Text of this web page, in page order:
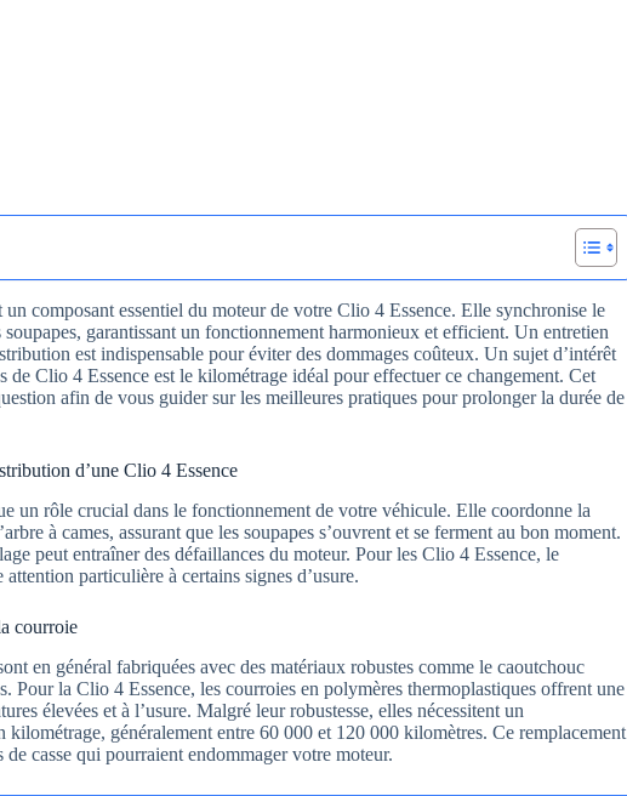
composant essentiel du moteur de votre Clio 4 Essence. Elle synchronise le
soupapes, garantissant un fonctionnement harmonieux et efficient. Un entretien
est indispensable pour éviter des dommages coûteux. Un sujet d’intérêt
de Clio 4 Essence est le kilométrage idéal pour effectuer ce changement. Cet
afin de vous guider sur les meilleures pratiques pour prolonger la durée de
d’une Clio 4 Essence
un rôle crucial dans le fonctionnement de votre véhicule. Elle coordonne la
à cames, assurant que les soupapes s’ouvrent et se ferment au bon moment.
peut entraîner des défaillances du moteur. Pour les Clio 4 Essence, le
particulière à certains signes d’usure.
courroie
en général fabriquées avec des matériaux robustes comme le caoutchouc
Pour la Clio 4 Essence, les courroies en polymères thermoplastiques offrent une
élevées et à l’usure. Malgré leur robustesse, elles nécessitent un
kilométrage, généralement entre 60 000 et 120 000 kilomètres. Ce remplacement
casse qui pourraient endommager votre moteur.